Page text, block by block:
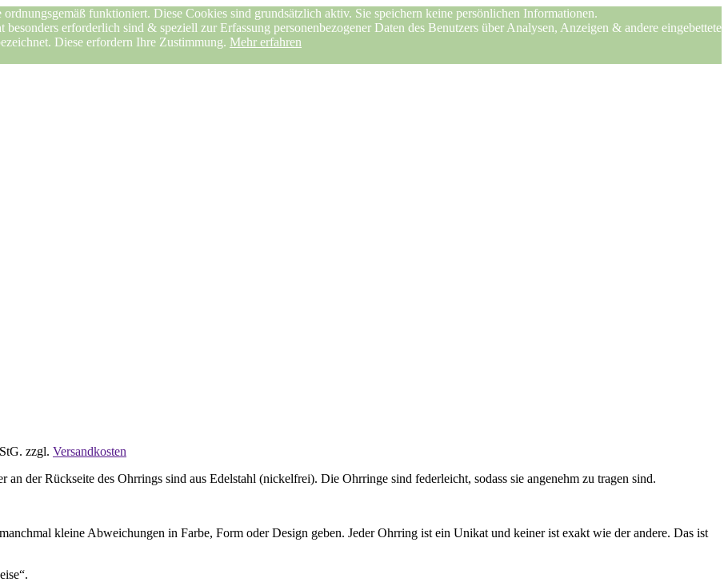
funktioniert. Diese Cookies sind grundsätzlich aktiv. Sie speichern keine persönlichen Informationen.
erforderlich sind & speziell zur Erfassung personenbezogener Daten des Benutzers über Analysen, Anzeigen & andere eingebettete
Diese erfordern Ihre Zustimmung. Mehr erfahren
zzgl. Versandkosten
der Rückseite des Ohrrings sind aus Edelstahl (nickelfrei). Die Ohrringe sind federleicht, sodass sie angenehm zu tragen sind.
kleine Abweichungen in Farbe, Form oder Design geben. Jeder Ohrring ist ein Unikat und keiner ist exakt wie der andere. Das ist